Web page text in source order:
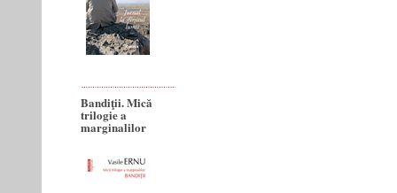
Bandiţii. Mică
trilogie a
marginalilor